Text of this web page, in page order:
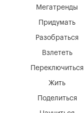
Мегатренды
Придумать
Разобраться
Взлететь
Переключиться
Жить
Поделиться